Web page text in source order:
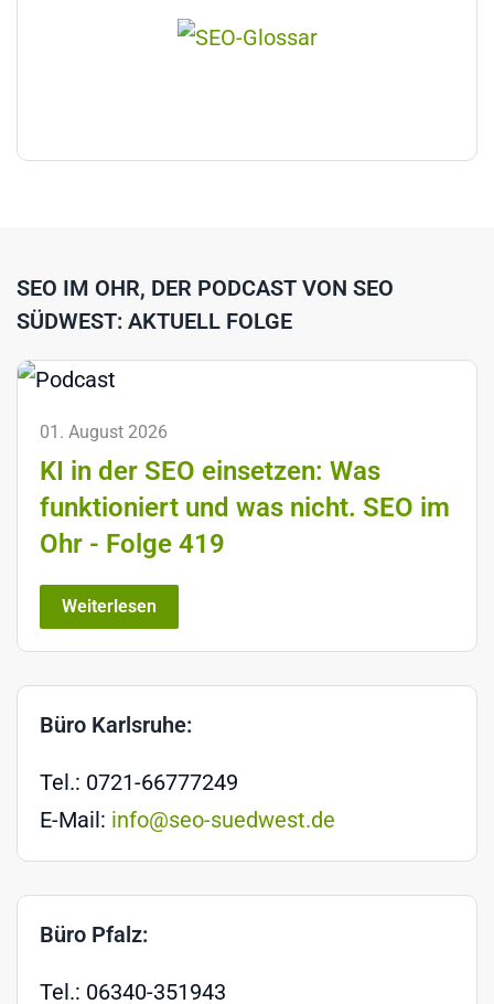
SEO IM OHR, DER PODCAST VON SEO
SÜDWEST: AKTUELL FOLGE
01. August 2026
KI in der SEO einsetzen: Was
funktioniert und was nicht. SEO im
Ohr - Folge 419
Weiterlesen
Büro Karlsruhe:
Tel.: 0721-66777249
E-Mail: info@seo-suedwest.de
Büro Pfalz:
Tel.: 06340-351943